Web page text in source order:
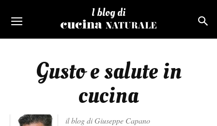
I blog di
Gusto e salute in
cucina
il blog di Giuseppe Capano